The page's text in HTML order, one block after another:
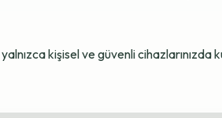
kişisel ve güvenli cihazlarınızda